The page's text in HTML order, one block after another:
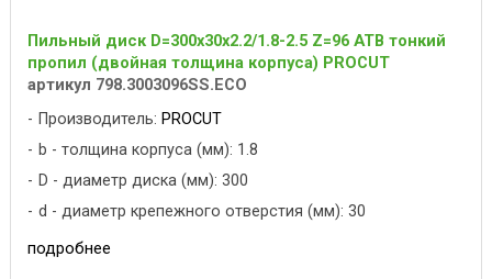
Пильный диск D=300x30x2.2/1.8-2.5 Z=96 ATB тонкий
пропил (двойная толщина корпуса) PROCUT
артикул 798.3003096SS.ECO
Производитель: PROCUT
b - толщина корпуса (мм): 1.8
D - диаметр диска (мм): 300
d - диаметр крепежного отверстия (мм): 30
подробнее